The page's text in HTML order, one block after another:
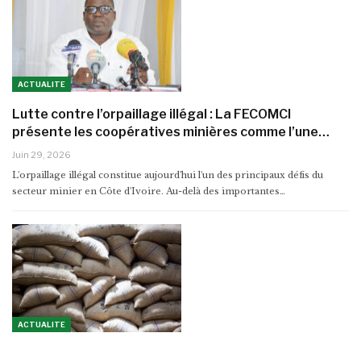
ACTUALITE
Lutte contre l’orpaillage illégal : La FECOMCI
présente les coopératives minières comme l’une…
Juin 29, 2026
L'orpaillage illégal constitue aujourd'hui l'un des principaux défis du
secteur minier en Côte d'Ivoire. Au-delà des importantes…
ACTUALITE